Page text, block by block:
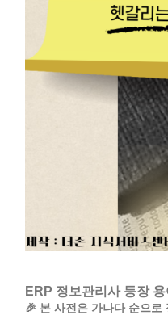
ERP 정보관리사 등장
🎉 본 사전은 가나다 순으로